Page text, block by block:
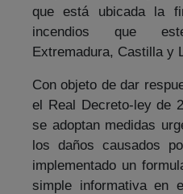
que está ubicada la
incendios que
Extremadura, Castilla y
Con objeto de dar
el Real Decreto-ley de
se adoptan medidas
los daños causados
implementado un
simple informativa en